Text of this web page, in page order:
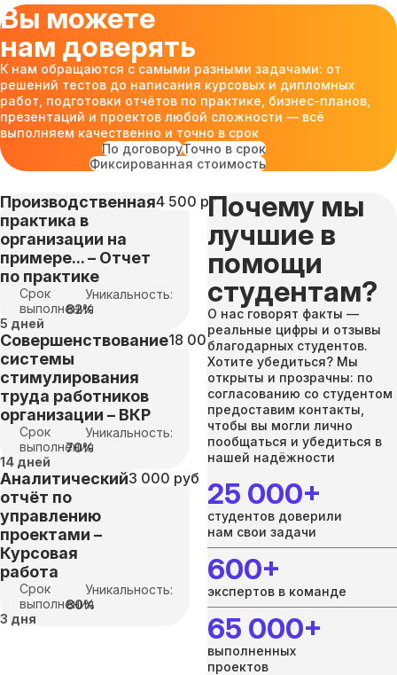
Вы можете
нам доверять
К нам обращаются с самыми разными задачами: от
решений тестов до написания курсовых и дипломных
работ, подготовки отчётов по практике, бизнес-планов,
презентаций и проектов любой сложности — всё
выполняем качественно и точно в срок
По договоруТочно в срок
Фиксированная стоимость
Производственная
практика в
организации на
примере... – Отчет
по практике
4 500 руб
Срок
выполнения
5 дней
Уникальность:
82%
Совершенствование
системы
стимулирования
труда работников
организации – ВКР
18 000 руб
Срок
выполнения
14 дней
Уникальность:
70%
Аналитический
отчёт по
управлению
проектами –
Курсовая
работа
3 000 руб
Срок
выполнения
3 дня
Уникальность:
80%
Почему мы
лучшие в
помощи
студентам?
О нас говорят факты —
реальные цифры и отзывы
благодарных студентов.
Хотите убедиться? Мы
открыты и прозрачны: по
согласованию со студентом
предоставим контакты,
чтобы вы могли лично
пообщаться и убедиться в
нашей надёжности
25 000+
студентов доверили
нам свои задачи
600+
экспертов в команде
65 000+
выполненных
проектов